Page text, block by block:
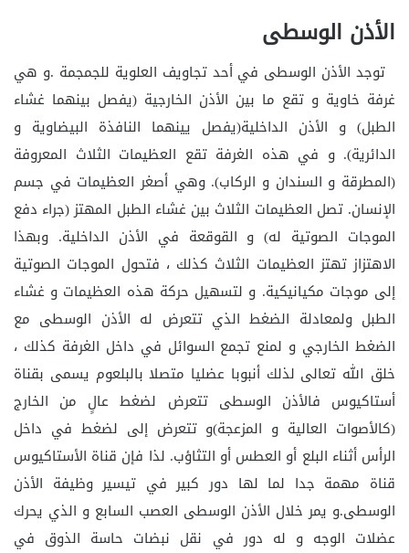
الأذن الوسطى
توجد الأذن الوسطى في أحد تجاويف العلوية للجمجمة .و هي
غرفة خاوية و تقع ما بين الأذن الخارجية (يفصل بينهما غشاء
الطبل) و الأذن الداخلية(يفصل يينهما النافذة البيضاوية و
الدائرية). و في هذه الغرفة تقع العظيمات الثلاث المعروفة
(المطرقة و السندان و الركاب). وهي أصغر العظيمات في جسم
الإنسان. تصل العظيمات الثلاث بين غشاء الطبل المهتز (جراء دفع
الموجات الصوتية له) و القوقعة في الأذن الداخلية. وبهذا
الاهتزاز تهتز العظيمات الثلاث كذلك ، فتحول الموجات الصوتية
إلى موجات مكيانيكية. و لتسهيل حركة هذه العظيمات و غشاء
الطبل ولمعادلة الضغط الذي تتعرض له الأذن الوسطى مع
الضغط الخارجي و لمنع تجمع السوائل في داخل الغرفة كذلك ،
خلق الله تعالى لذلك أنبوبا عضليا متصلا بالبلعوم يسمى بقناة
أستاكيوس فالأذن الوسطى تتعرض لضغط عالٍ من الخارج
(كالأصوات العالية و المزعجة)و تتعرض إلى لضغط في داخل
الرأس أثناء البلع أو العطس أو التثاؤب. لذا فإن قناة الأستاكيوس
قناة مهمة جدا لما لها دور كبير في تيسير وظيفة الأذن
الوسطى.و يمر خلال الأذن الوسطى العصب السابع و الذي يحرك
عضلات الوجه و له دور في نقل نبضات حاسة الذوق في